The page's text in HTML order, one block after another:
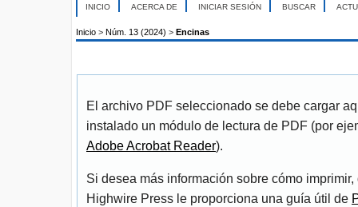
INICIO ACERCA DE INICIAR SESIÓN BUSCAR
Inicio > Núm. 13 (2024) > Encinas
El archivo PDF seleccionado se debe cargar
instalado un módulo de lectura de PDF (por
Adobe Acrobat Reader).
Si desea más información sobre cómo
Highwire Press le proporciona una guía útil de